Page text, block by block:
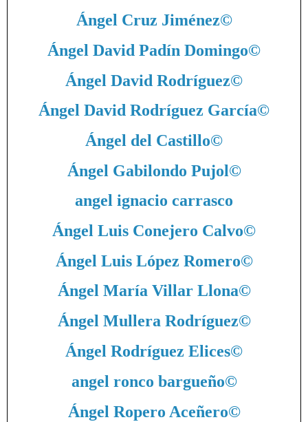
Ángel Cruz Jiménez©
Ángel David Padín Domingo©
Ángel David Rodríguez©
Ángel David Rodríguez García©
Ángel del Castillo©
Ángel Gabilondo Pujol ©
angel ignacio carrasco
Ángel Luis Conejero Calvo©
Ángel Luis López Romero©
Ángel María Villar Llona©
Ángel Mullera Rodríguez©
Ángel Rodríguez Elices©
angel ronco bargueño©
Ángel Ropero Aceñero©